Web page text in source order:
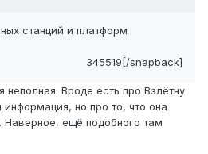
станций и платформ
345519[/snapback]
Вроде есть про Взлётну
но про то, что она
ещё подобного там